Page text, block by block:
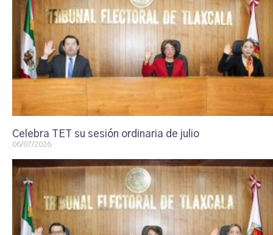
Celebra TET su sesión ordinaria de julio
06/07/2026